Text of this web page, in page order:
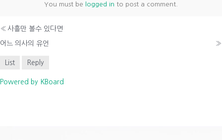
You must be logged in to post a comment.
« 사흘만 볼수 있다면
어느 의사의 유언 »
List Reply
Powered by KBoard